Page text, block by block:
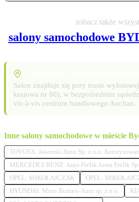
zobacz także
salony samochodowe
Salon znajduje się przy trasie
krajowa nr 80), w bezpośrednim
vis-à-vis centrum handlowego Auchan.
Inne salony samochodowe w mieście
TOYOTA: Jaworski Auto Sp. z o.o.
MERCEDES BENZ: Auto Frelik Anna Frelik
OPEL: MIKOŁAJCZAK
OPEL:
HYUNDAI: Moto Budrex-Auto sp. z o.o.